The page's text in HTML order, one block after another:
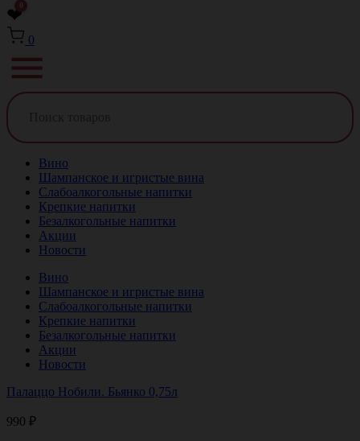
❤0
0
Вино
Шампанское и игристые вина
Слабоалкогольные напитки
Крепкие напитки
Безалкогольные напитки
Акции
Новости
Вино
Шампанское и игристые вина
Слабоалкогольные напитки
Крепкие напитки
Безалкогольные напитки
Акции
Новости
Палаццо Нобили. Бьянко 0,75л
990 ₽